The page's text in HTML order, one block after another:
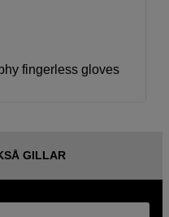
fingerless gloves
GILLAR